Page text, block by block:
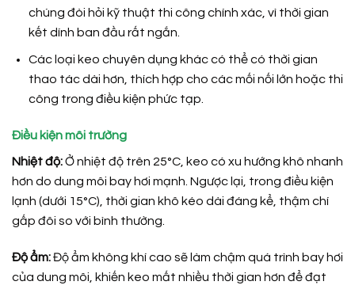
chúng đòi hỏi kỹ thuật thi công chính xác, vì thời gian
kết dính ban đầu rất ngắn.
Các loại keo chuyên dụng khác có thể có thời gian
thao tác dài hơn, thích hợp cho các mối nối lớn hoặc thi
công trong điều kiện phức tạp.
Điều kiện môi trường
Nhiệt độ:Ở nhiệt độ trên 25°C, keo có xu hướng khô nhanh
hơn do dung môi bay hơi mạnh. Ngược lại, trong điều kiện
lạnh (dưới 15°C), thời gian khô kéo dài đáng kể, thậm chí
gấp đôi so với bình thường.
Độ ẩm:Độ ẩm không khí cao sẽ làm chậm quá trình bay hơi
của dung môi, khiến keo mất nhiều thời gian hơn để đạt